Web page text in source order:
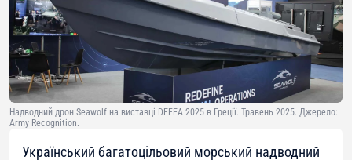
Надводний дрон Seawolf на виставці DEFEA 2025 в Греції. Травень 2025. Джерело:
Army Recognition.
Український багатоцільовий морський надводний